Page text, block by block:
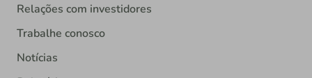
Relações com investidores
Trabalhe conosco
Notícias